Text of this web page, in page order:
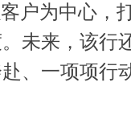
户为中心，
未来，该行
、一项项行